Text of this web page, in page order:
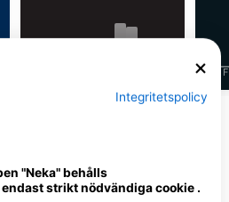
F
denna
Integritetspolicy
"Neka" behålls
strikt nödvändiga cookie .